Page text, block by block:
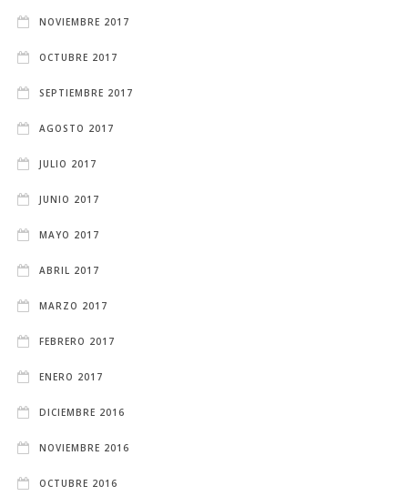
NOVIEMBRE 2017
OCTUBRE 2017
SEPTIEMBRE 2017
AGOSTO 2017
JULIO 2017
JUNIO 2017
MAYO 2017
ABRIL 2017
MARZO 2017
FEBRERO 2017
ENERO 2017
DICIEMBRE 2016
NOVIEMBRE 2016
OCTUBRE 2016